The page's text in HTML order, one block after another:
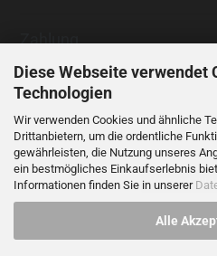
Diese Webseite verwendet
Technologien
Wir verwenden Cookies und ähnliche
Drittanbietern, um die ordentliche
gewährleisten, die Nutzung unseres
ein bestmögliches Einkaufserlebnis
Informationen finden Sie in unserer
Alle
Zahlung
Vertrag